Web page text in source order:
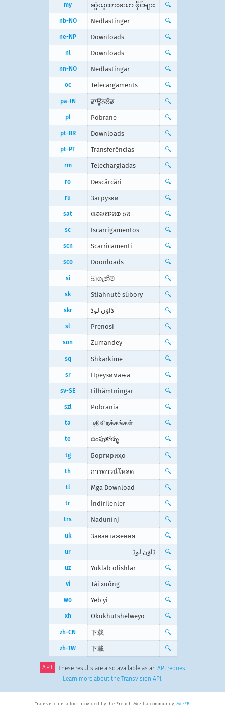
my ဆွဲယူထားသော ဖိုင်များ 🔍
nb-NO Nedlastinger 🔍
ne-NP Downloads 🔍
nl Downloads 🔍
nn-NO Nedlastingar 🔍
oc Telecargaments 🔍
pa-IN ਡਾਊਨਲੋਡ 🔍
pl Pobrane 🔍
pt-BR Downloads 🔍
pt-PT Transferências 🔍
rm Telechargiadas 🔍
ro Descărcări 🔍
ru Загрузки 🔍
sat ᱰᱟᱣᱱᱞᱚᱰ ᱠᱚ 🔍
sc Iscarrigamentos 🔍
scn Scarricamenti 🔍
sco Doonloads 🔍
si බාගැනීම් 🔍
sk Stiahnuté súbory 🔍
skr ڈاؤن لوڈ 🔍
sl Prenosi 🔍
son Zumandey 🔍
sq Shkarkime 🔍
sr Преузимања 🔍
sv-SE Filhämtningar 🔍
szl Pobrania 🔍
ta பதிவிறக்கங்கள் 🔍
te దింపుకోళ్ళు 🔍
tg Боргириҳо 🔍
th การดาวน์โหลด 🔍
tl Mga Download 🔍
tr İndirilenler 🔍
trs Nadunínj 🔍
uk Завантаження 🔍
ur ڈاؤن لوڈ 🔍
uz Yuklab olishlar 🔍
vi Tải xuống 🔍
wo Yeb yi 🔍
xh Okukhutshelweyo 🔍
zh-CN 下载 🔍
zh-TW 下載 🔍
API These results are also available as an API request.
Learn more about the Transvision API
Transvision is a tool provided by the French Mozilla community, MozFR.